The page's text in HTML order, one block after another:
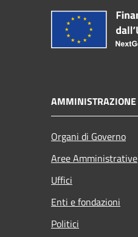
AMMINISTRAZIONE
Organi di Governo
Aree Amministrative
Uffici
Enti e fondazioni
Politici